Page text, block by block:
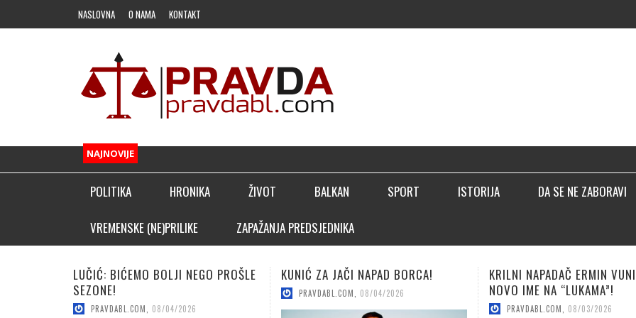
NASLOVNA O NAMA KONTAKT
NAJNOVIJE ▣
POLITIKA HRONIKA ŽIVOT BALKAN SPORT
FUDBAL
KLADIONIČARSKI KUTAK
ISTORIJA DA SE NE ZABORAVI
VREMENSKE (NE)PRILIKE ZAPAŽANJA PREDSJEDNIKA
KUNIĆ ZA JAČI NAPAD BORCA!
PRAVDABL.COM
KRILNI NAPADAČ ERMIN VUNIĆ
NOVO IME NA “LUKAMA”!
PRAVDABL.COM, 08/03/2026
ZA GRUPNU FAZU PREKO
ISLANDA!
PRAVDABL.COM 08/03/2026